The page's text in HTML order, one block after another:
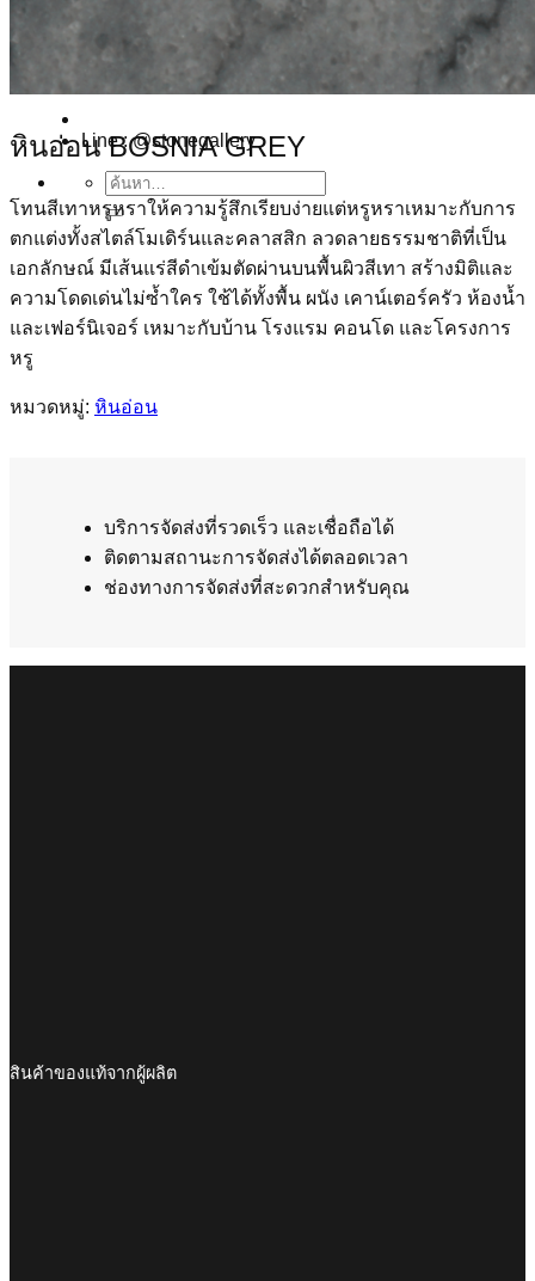
EN
Line : @stonegallery
ค้นหา:
หินอ่อน BOSNIA GREY
โทนสีเทาหรูหราให้ความรู้สึกเรียบง่ายแต่หรูหราเหมาะกับการ
ตกแต่งทั้งสไตล์โมเดิร์นและคลาสสิก ลวดลายธรรมชาติที่เป็น
เอกลักษณ์ มีเส้นแร่สีดำเข้มตัดผ่านบนพื้นผิวสีเทา สร้างมิติและ
ความโดดเด่นไม่ซ้ำใคร ใช้ได้ทั้งพื้น ผนัง เคาน์เตอร์ครัว ห้องน้ำ
และเฟอร์นิเจอร์ เหมาะกับบ้าน โรงแรม คอนโด และโครงการ
หรู
หมวดหมู่: หินอ่อน
บริการจัดส่งที่รวดเร็ว และเชื่อถือได้
ติดตามสถานะการจัดส่งได้ตลอดเวลา
ช่องทางการจัดส่งที่สะดวกสำหรับคุณ
สินค้าของแท้จากผู้ผลิต